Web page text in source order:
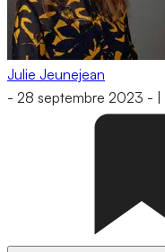
Julie Jeunejean
- 28 septembre 2023 -